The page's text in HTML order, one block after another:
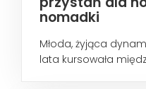
nomadki
Młoda, żyjąca
lata kursowała